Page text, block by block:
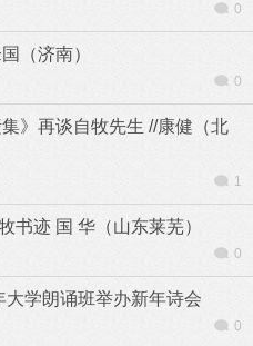
0
（济南）
0
》再谈自牧先生 //康健（北
1
迹 国 华（山东莱芜）
0
学朗诵班举办新年诗会
0